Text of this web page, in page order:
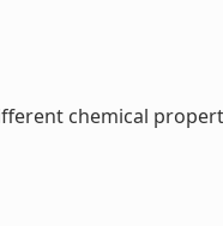
chemical